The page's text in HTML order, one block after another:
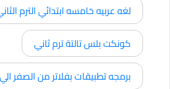
لغه عربيه خامسه ابتدائي الترم
كونكت بلس تالتة ترم ثاني
برمجه تطبيقات بفلاتر من الصفر